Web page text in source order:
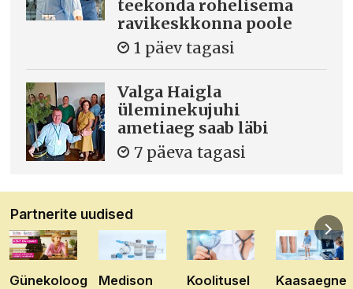
teekonda rohelisema
ravikeskkonna poole
1 päev tagasi
Valga Haigla
üleminekujuhi
ametiaeg saab läbi
7 päeva tagasi
Partnerite uudised
Günekoloog
Medison
Koolitusel
Kaasaegne